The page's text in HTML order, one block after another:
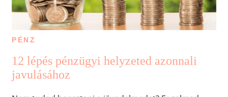
PÉNZ
12 lépés pénzügyi helyzeted azonnali
javulásához